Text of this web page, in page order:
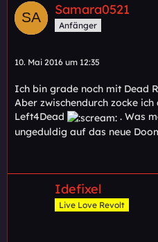
Samara0521
Anfänger
10. Mai 2016 um 12:35
Ich bin grade noch mit Dead
Aber zwischendurch zocke
Left4Dead
. Was
ungeduldig auf das neue
Idefixel
Live Love Revolt